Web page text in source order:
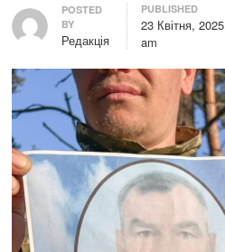
Author
POSTED
BY
Редакція
PUBLISHED
23 Квітня, 2025
am